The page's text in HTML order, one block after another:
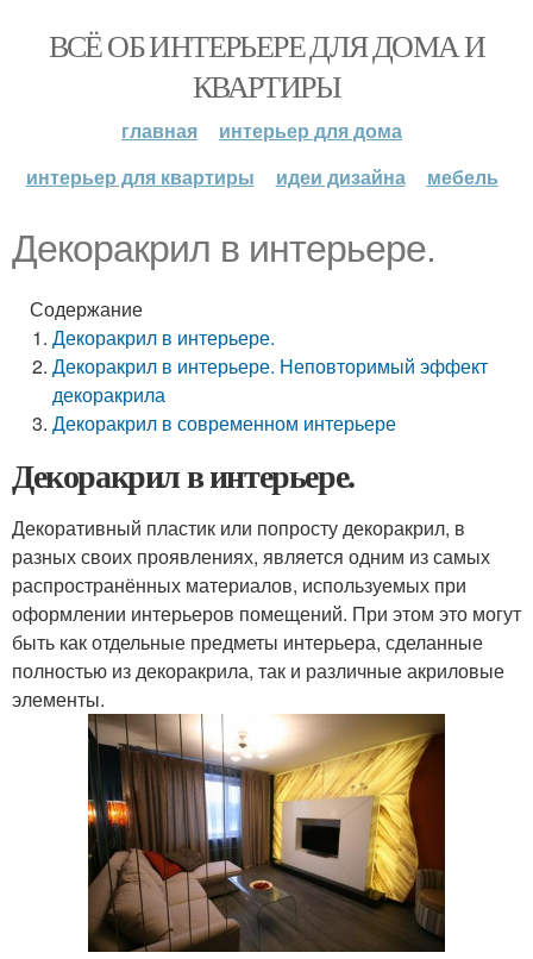
ВСЁ ОБ ИНТЕРЬЕРЕ ДЛЯ ДОМА И
КВАРТИРЫ
главная
интерьер для дома
интерьер для квартиры
идеи дизайна мебель
Декоракрил в интерьере.
Содержание
Декоракрил в интерьере.
Декоракрил в интерьере. Неповторимый эффект
декоракрила
Декоракрил в современном интерьере
Декоракрил в интерьере.
Декоративный пластик или попросту декоракрил, в
разных своих проявлениях, является одним из самых
распространённых материалов, используемых при
оформлении интерьеров помещений. При этом это могут
быть как отдельные предметы интерьера, сделанные
полностью из декоракрила, так и различные акриловые
элементы.